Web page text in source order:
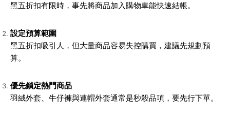
黑五折扣有限時，事先將商品加入購物車能快速結帳。
設定預算範圍
黑五折扣吸引人，但大量商品容易失控購買，建議先規劃預
算。
優先鎖定熱門商品
羽絨外套、牛仔褲與連帽外套通常是秒殺品項，要先行下單。